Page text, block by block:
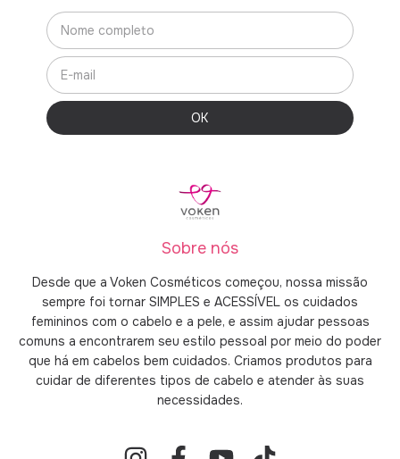
Sobre nós
Desde que a Voken Cosméticos começou, nossa missão
sempre foi tornar SIMPLES e ACESSÍVEL os cuidados
femininos com o cabelo e a pele, e assim ajudar pessoas
comuns a encontrarem seu estilo pessoal por meio do poder
que há em cabelos bem cuidados. Criamos produtos para
cuidar de diferentes tipos de cabelo e atender às suas
necessidades.